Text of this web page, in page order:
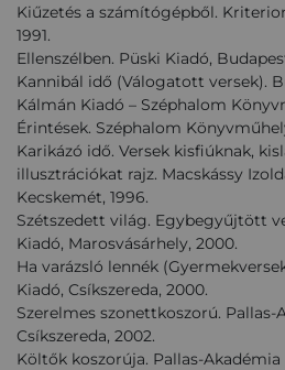
Kiűzetés a számítógépből.
1991.
Ellenszélben. Püski Kiadó,
Kannibál idő (Válogatott versek).
Kálmán Kiadó – Széphalom
Érintések. Széphalom
Karikázó idő. Versek kisfiúknak,
illusztrációkat rajz. Macskássy
Kecskemét, 1996.
Szétszedett világ. Egybegyűjtött
Kiadó, Marosvásárhely, 2000.
Ha varázsló lennék
Kiadó, Csíkszereda, 2000.
Szerelmes szonettkoszorú. Pallas-
Csíkszereda, 2002.
Költők koszorúja. Pallas-Akadémia